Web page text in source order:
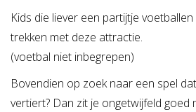
Kids die liever een partijtje
trekken met deze attractie.
(voetbal niet inbegrepen)
Bovendien op zoek naar een spel
vertiert? Dan zit je ongetwijfeld goed